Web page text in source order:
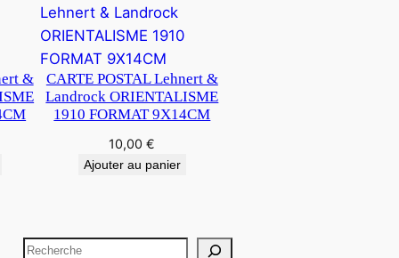
&
CARTE POSTAL Lehnert &
Landrock ORIENTALISME
1910 FORMAT 9X14CM
10,00€
Ajouter au panier
R